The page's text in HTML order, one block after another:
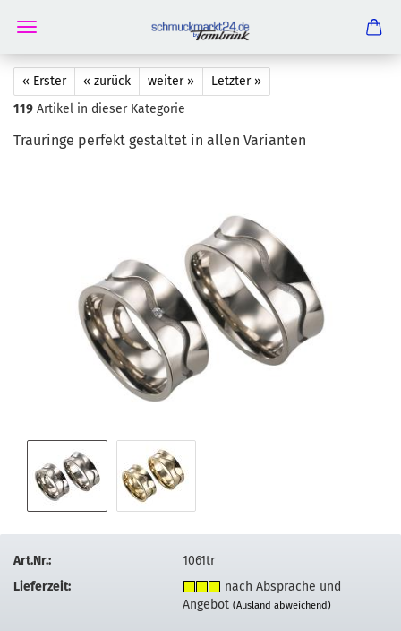
« Erster « zurück weiter »
Letzter »
119 Artikel in dieser Kategorie
Trau­rin­ge per­fekt ge­stal­tet in allen Va­ri­an­ten
Art.Nr.:
1061tr
Lieferzeit:
nach Absprache und
Angebot(Ausland abweichend)